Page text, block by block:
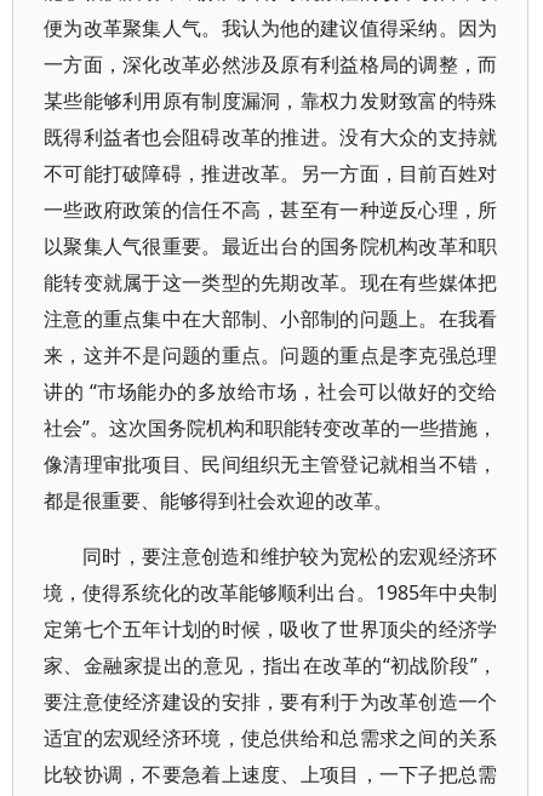
便为改革聚集人气。我认为他的建议值得采纳。因为
一方面，深化改革必然涉及原有利益格局的调整，而
某些能够利用原有制度漏洞，靠权力发财致富的特殊
既得利益者也会阻碍改革的推进。没有大众的支持就
不可能打破障碍，推进改革。另一方面，目前百姓对
一些政府政策的信任不高，甚至有一种逆反心理，所
以聚集人气很重要。最近出台的国务院机构改革和职
能转变就属于这一类型的先期改革。现在有些媒体把
注意的重点集中在大部制、小部制的问题上。在我看
来，这并不是问题的重点。问题的重点是李克强总理
讲的 “市场能办的多放给市场，社会可以做好的交给
社会”。这次国务院机构和职能转变改革的一些措施，
像清理审批项目、民间组织无主管登记就相当不错，
都是很重要、能够得到社会欢迎的改革。
同时，要注意创造和维护较为宽松的宏观经济环
境，使得系统化的改革能够顺利出台。1985年中央制
定第七个五年计划的时候，吸收了世界顶尖的经济学
家、金融家提出的意见，指出在改革的“初战阶段”，
要注意使经济建设的安排，要有利于为改革创造一个
适宜的宏观经济环境，使总供给和总需求之间的关系
比较协调，不要急着上速度、上项目，一下子把总需